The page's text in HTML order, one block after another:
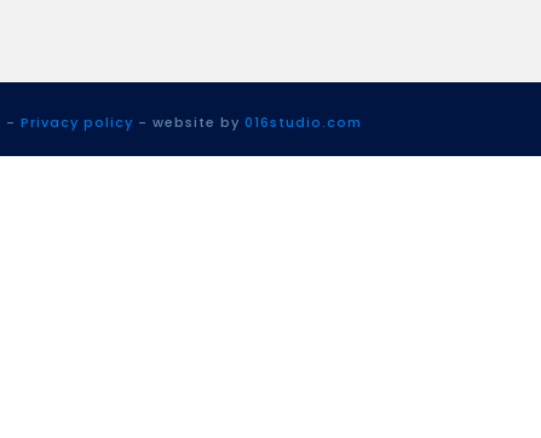
- Privacy policy - website by 016studio.com